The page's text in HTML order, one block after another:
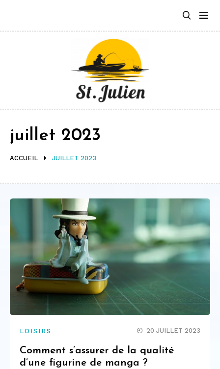
contenu
ACCUEIL JUILLET 2023
juillet 2023
LOISIRS 20 JUILLET 2023
Comment s’assurer de la qualité
d’une figurine de manga ?